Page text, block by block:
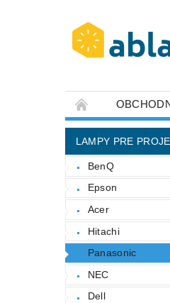
LAMPY PRE
BenQ
Epson
Acer
Hitachi
Panasonic
NEC
Dell